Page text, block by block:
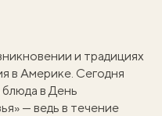
и традициях
в Америке. Сегодня
в День
— ведь в течение